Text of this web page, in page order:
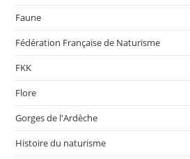
Faune
Fédération Française de Naturisme
FKK
Flore
Gorges de l'Ardèche
Histoire du naturisme